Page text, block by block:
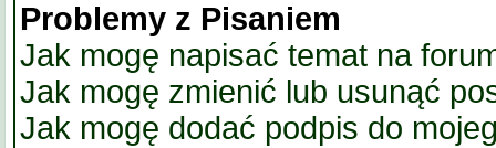
Problemy z Pisaniem
Jak mogę napisać temat na
Jak mogę zmienić lub usunąć
Jak mogę dodać podpis do